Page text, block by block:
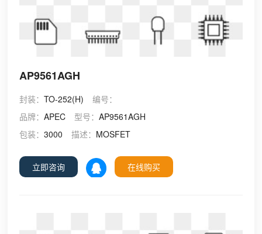
AP9561AGH
封装：TO-252(H)
编号：
品牌：APEC 型号：AP9561AGH
包装：3000 描述： MOSFET
立即咨询 在线购买